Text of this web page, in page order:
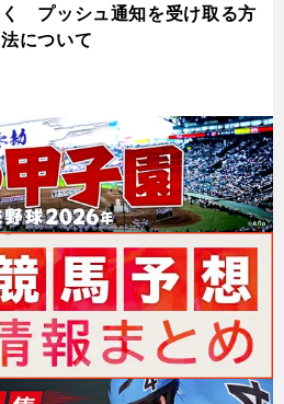
く プッシュ通知を受け取る方
法について